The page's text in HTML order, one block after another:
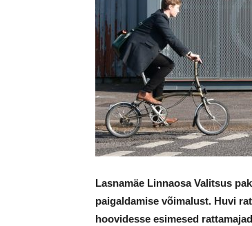
Lasnamäe Linnaosa Valitsus
paigaldamise võimalust. Huvi
hoovidesse esimesed